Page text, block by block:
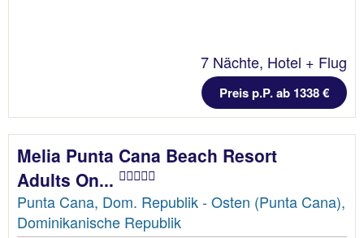
7 Nächte, Hotel + Flug
Preis p.P. ab 1338 €
Melia Punta Cana Beach Resort
Adults On...
Punta Cana, Dom. Republik - Osten (Punta Cana),
Dominikanische Republik